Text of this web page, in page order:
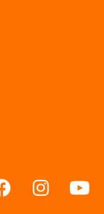
F
a
I
n
Y
o